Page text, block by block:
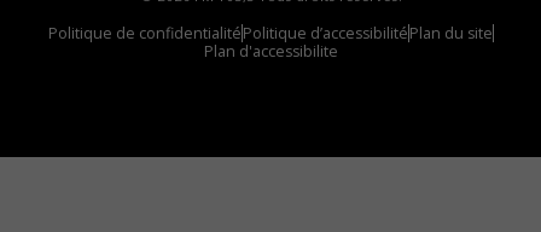
Politique de confidentialitéPolitique d’accessibilitéPlan du site
Plan d'accessibilite